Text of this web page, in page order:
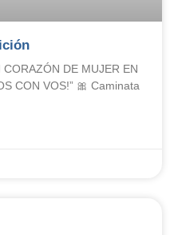
DE MUJER EN
CON VOS!” 🎀 Caminata